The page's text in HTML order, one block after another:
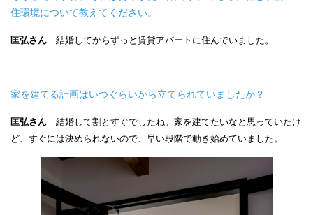
住環境について教えてください。
匡弘さん 結婚してからずっと賃貸アパートに住んでいました。
家を建てる計画はいつぐらいから立てられていましたか？
匡弘さん 結婚して割とすぐでしたね。家を建てたいなと思っていたけ
ど、すぐには決められないので、早い段階で動き始めていました。